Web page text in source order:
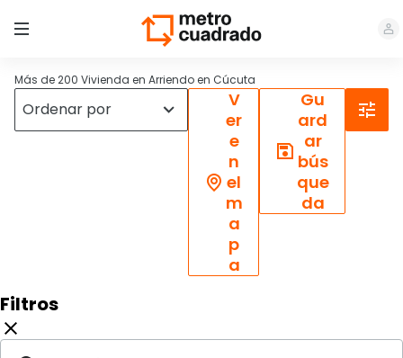
Más de 200 Vivienda en Arriendo en Cúcuta
V
er
e
n
el
m
a
p
a
Gu
ard
ar
bús
que
da
Filtros